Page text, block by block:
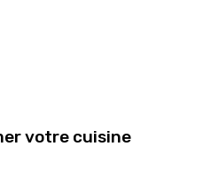
votre cuisine